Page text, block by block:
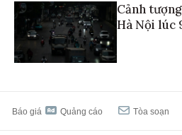
Cảnh
Hà Nội lúc
Báo giá Quảng cáo Tòa soạn